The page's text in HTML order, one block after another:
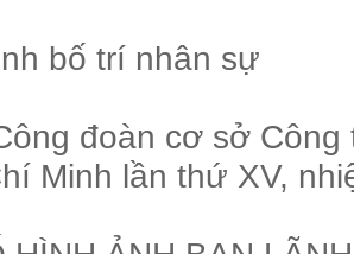
bố trí nhân sự
đoàn cơ sở Công
Minh lần thứ XV,